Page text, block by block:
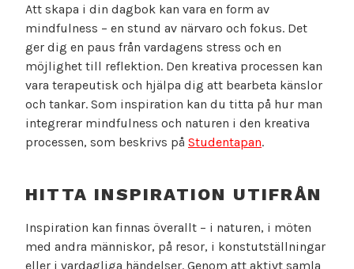
Att skapa i din dagbok kan vara en form av
mindfulness – en stund av närvaro och fokus. Det
ger dig en paus från vardagens stress och en
möjlighet till reflektion. Den kreativa processen kan
vara terapeutisk och hjälpa dig att bearbeta känslor
och tankar. Som inspiration kan du titta på hur man
integrerar mindfulness och naturen i den kreativa
processen, som beskrivs på Studentapan.
HITTA INSPIRATION UTIFRÅN
Inspiration kan finnas överallt – i naturen, i möten
med andra människor, på resor, i konstutställningar
eller i vardagliga händelser. Genom att aktivt samla